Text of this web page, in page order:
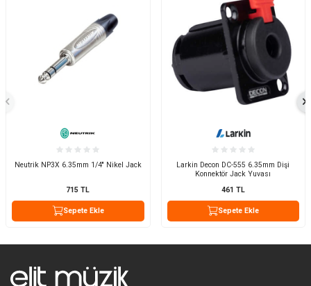
Neutrik NP3X 6.35mm 1/4'' Nikel Jack
715 TL
Sepete Ekle
Larkin Decon DC-555 6.35mm Dişi
Konnektör Jack Yuvası
461 TL
Sepete Ekle